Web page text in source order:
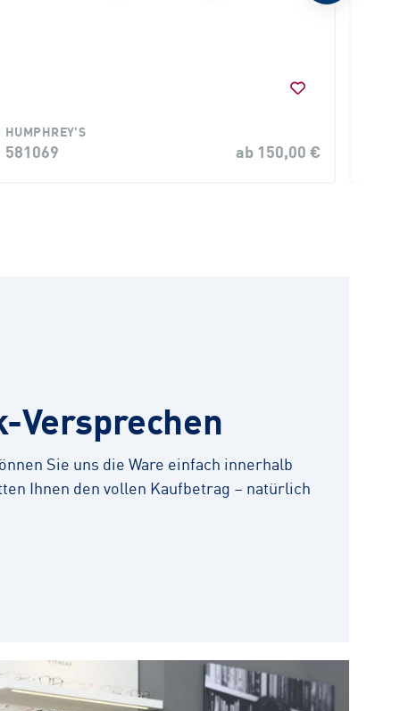
HUMPHREY'S
581069 ab 150,00 €
Versprechen
Sie uns die Ware einfach innerhalb
Ihnen den vollen Kaufbetrag – natürlich